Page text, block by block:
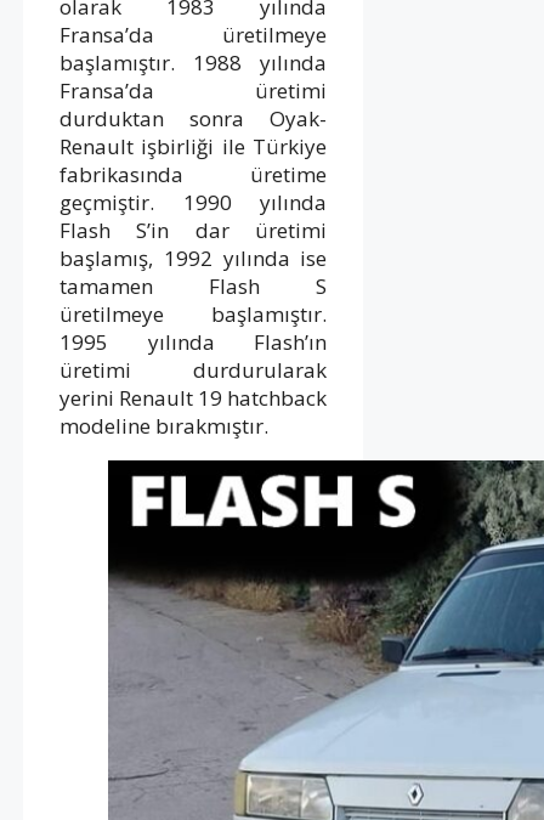
olarak 1983 yılında
Fransa’da üretilmeye
başlamıştır. 1988 yılında
Fransa’da üretimi
durduktan sonra Oyak-
Renault işbirliği ile Türkiye
fabrikasında üretime
geçmiştir. 1990 yılında
Flash S’in dar üretimi
başlamış, 1992 yılında ise
tamamen Flash S
üretilmeye başlamıştır.
1995 yılında Flash’ın
üretimi durdurularak
yerini Renault 19 hatchback
modeline bırakmıştır.